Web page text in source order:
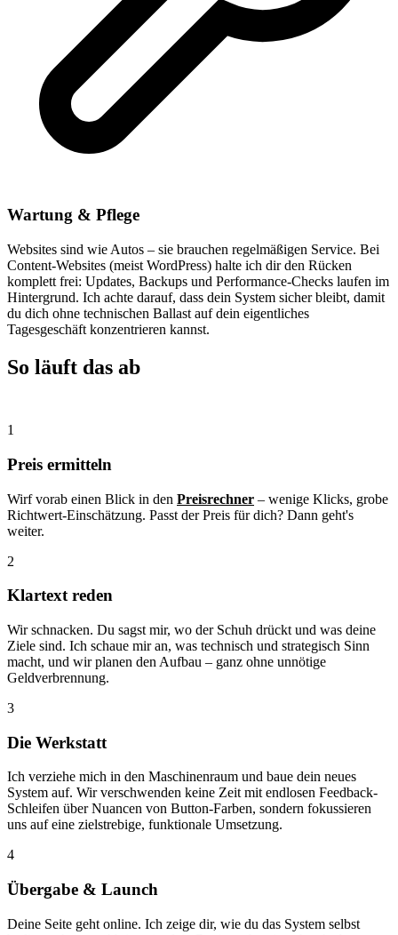
Wartung & Pflege
Websites sind wie Autos – sie brauchen regelmäßigen Service. Bei
Content-Websites (meist WordPress) halte ich dir den Rücken
komplett frei: Updates, Backups und Performance-Checks laufen im
Hintergrund. Ich achte darauf, dass dein System sicher bleibt, damit
du dich ohne technischen Ballast auf dein eigentliches
Tagesgeschäft konzentrieren kannst.
So läuft das ab
1
Preis ermitteln
Wirf vorab einen Blick in den Preisrechner – wenige Klicks, grobe
Richtwert-Einschätzung. Passt der Preis für dich? Dann geht's
weiter.
2
Klartext reden
Wir schnacken. Du sagst mir, wo der Schuh drückt und was deine
Ziele sind. Ich schaue mir an, was technisch und strategisch Sinn
macht, und wir planen den Aufbau – ganz ohne unnötige
Geldverbrennung.
3
Die Werkstatt
Ich verziehe mich in den Maschinenraum und baue dein neues
System auf. Wir verschwenden keine Zeit mit endlosen Feedback-
Schleifen über Nuancen von Button-Farben, sondern fokussieren
uns auf eine zielstrebige, funktionale Umsetzung.
4
Übergabe & Launch
Deine Seite geht online. Ich zeige dir, wie du das System selbst